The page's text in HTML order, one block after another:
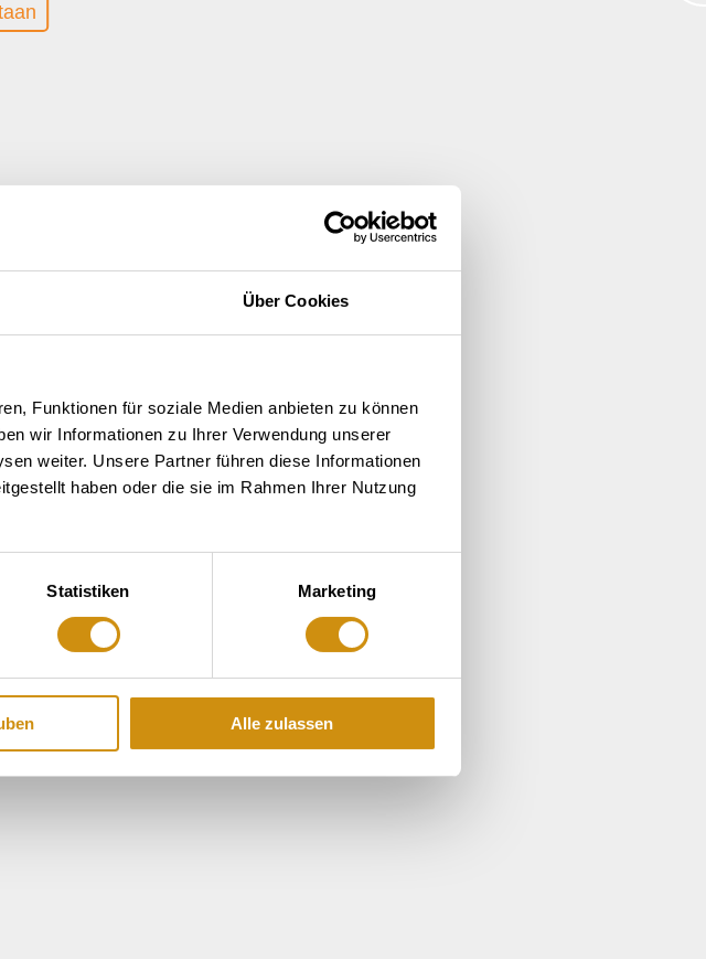
Über Cookies
Funktionen für soziale Medien anbieten zu können
wir Informationen zu Ihrer Verwendung unserer
weiter. Unsere Partner führen diese Informationen
haben oder die sie im Rahmen Ihrer Nutzung
Statistiken Marketing
Alle zulassen